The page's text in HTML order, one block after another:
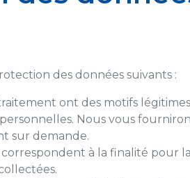
des données suivants :
ont des motifs
Nous vous
sur demande.
à la finalité pour